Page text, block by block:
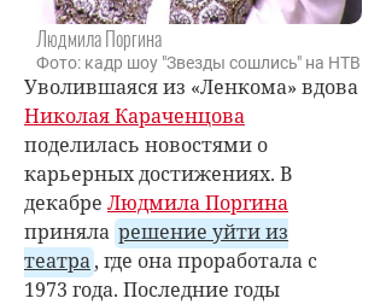
Людмила Поргина
Фото: кадр шоу "Звезды сошлись" на НТВ
Уволившаяся из «Ленкома» вдова
Николая Караченцова
поделилась новостями о
карьерных достижениях. В
декабре Людмила Поргина
приняла решение уйти из
театра, где она проработала с
1973 года. Последние годы